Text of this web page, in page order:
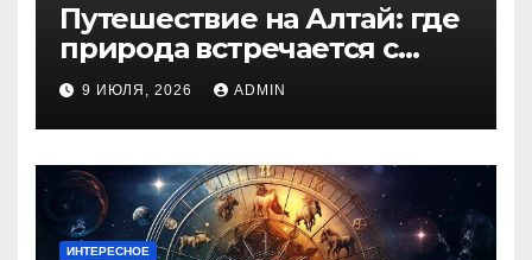
Путешествие на Алтай: где
природа встречается с
духом приключений
9 ИЮЛЯ, 2026 ADMIN
ИНТЕРЕСНОЕ